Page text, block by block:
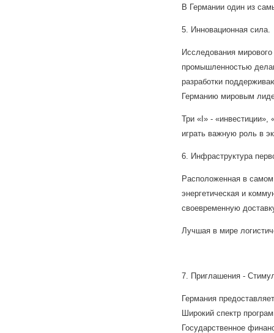
В Германии один из
5. Инновационная сила.
Исследования
промышленностью
разработки
Германию мировым
Три «I» - «инвестиции»,
играть важную роль в
6. Инфраструктура
Расположенная в
энергетическая и
своевременную
Лучшая в мире
7. Приглашения -
Германия
Широкий спектр
Государственное